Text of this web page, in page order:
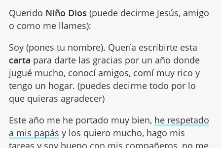
Querido Niño Dios (puede decirme Jesús, amigo
o como me llames):
Soy (pones tu nombre). Quería escribirte esta
carta para darte las gracias por un año donde
jugué mucho, conocí amigos, comí muy rico y
tengo un hogar. (puedes decirme todo por lo
que quieras agradecer)
Este año me he portado muy bien, he respetado
a mis papás y los quiero mucho, hago mis
tareas y soy bueno con mis compañeros, no me